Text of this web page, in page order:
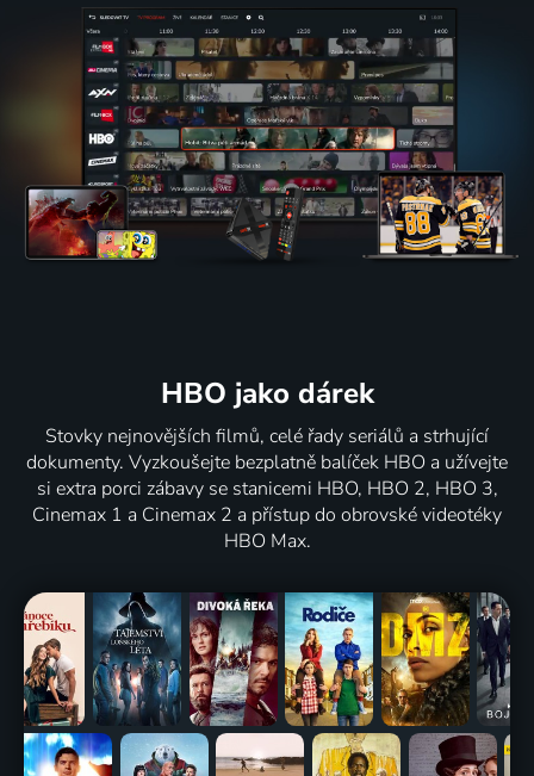
HBO jako dárek
Stovky nejnovějších filmů, celé řady seriálů a strhující
dokumenty. Vyzkoušejte bezplatně balíček HBO a užívejte
si extra porci zábavy se stanicemi HBO, HBO 2, HBO 3,
Cinemax 1 a Cinemax 2 a přístup do obrovské videotéky
HBO Max.